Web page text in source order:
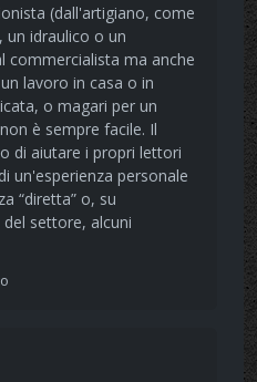
(dall'artigiano, come
un idraulico o un
commercialista ma anche
lavoro in casa o in
o magari per un
è sempre facile. Il
di aiutare i propri lettori
un'esperienza personale
“diretta” o, su
settore, alcuni